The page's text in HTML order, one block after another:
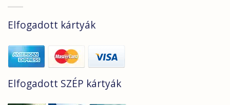
Elfogadott kártyák
Elfogadott SZÉP kártyák